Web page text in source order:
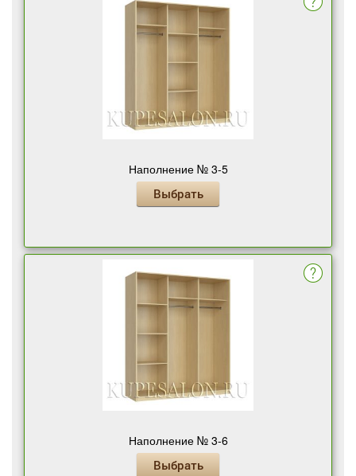
Наполнение № 3-5
Выбрать
Наполнение № 3-6
Выбрать